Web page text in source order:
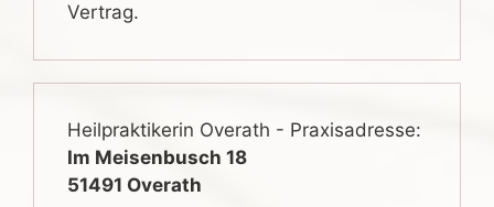
Vertrag.
Heilpraktikerin Overath - Praxisadresse:
Im Meisenbusch 18
51491 Overath